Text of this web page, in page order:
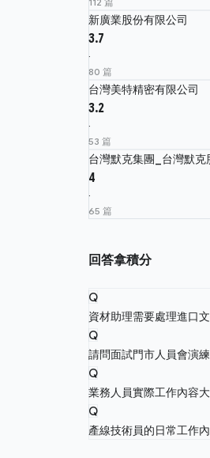
新廣業股份有限公司
3.7
·
80 篇
台灣美特精密有限公司
3.2
·
53 篇
台灣默克集團_台灣默克
4
·
65 篇
回答拿積分
Q
資材助理需要處理進口
Q
請問面試門市人員會演
Q
業務人員實際工作內容
Q
產線技術員的日常工作